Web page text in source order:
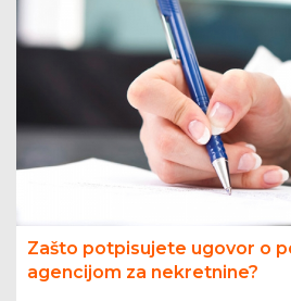
Zašto potpisujete ugovor o
agencijom za nekretnine?